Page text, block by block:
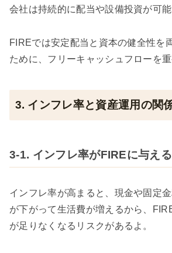
会社は持続的に配当や設備投資が可能
FIREでは安定配当と資本の健全性を
ために、フリーキャッシュフローを重
3. インフレ率と資産運用の関
3-1. インフレ率がFIREに与え
インフレ率が高まると、現金や固定
が下がって生活費が増えるから、
が足りなくなるリスクがあるよ。